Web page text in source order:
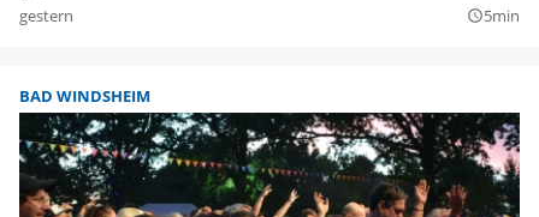
gestern query_builder5min
BAD WINDSHEIM